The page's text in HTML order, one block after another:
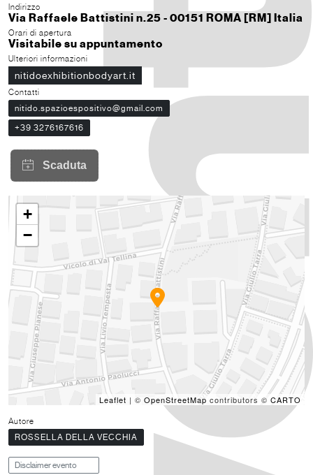
Indirizzo
Via Raffaele Battistini n.25 - 00151 ROMA [RM] Italia
Orari di apertura
Visitabile su appuntamento
Ulteriori informazioni
nitidoexhibitionbodyart.it
Contatti
nitido.spazioespositivo@gmail.com
+39 3276167616
+
−
Leaflet | © OpenStreetMap contributors © CARTO
Autore
ROSSELLA DELLA VECCHIA
Disclaimer evento